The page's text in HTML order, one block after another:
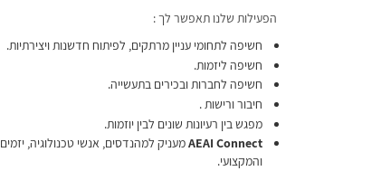
הפעילות שלנו תאפשר לך :
חשיפה לתחומי עניין מרתקים, לפיתוח חדשנות ויצירתיות.
חשיפה ליזמות.
חשיפה לחברות ובכירים בתעשייה.
חיבור ורישות .
מפגש בין רעיונות שונים לבין יוזמות.
AEAI Connectמעניק למהנדסים, אנשי טכנולוגיה,
והמקצועי.